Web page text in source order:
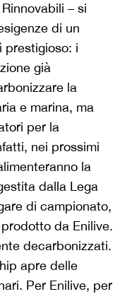
– si
di un
prestigioso: i
già
la
e marina, ma
per la
nei prossimi
la
dalla Lega
di campionato,
da Enilive.
decarbonizzati.
apre delle
Per Enilive, per